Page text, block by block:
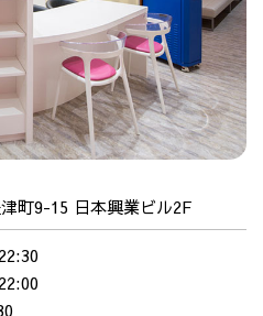
町9-15 日本興業ビル2F